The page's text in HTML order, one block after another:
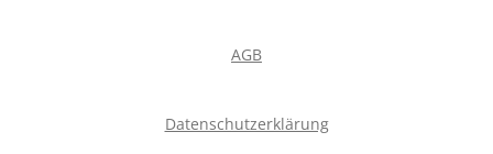
AGB
Datenschutzerklärung